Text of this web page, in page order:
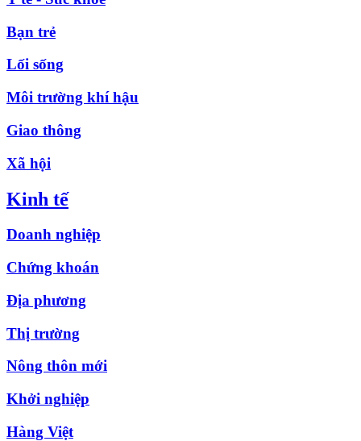
Bạn trẻ
Lối sống
Môi trường khí hậu
Giao thông
Xã hội
Kinh tế
Doanh nghiệp
Chứng khoán
Địa phương
Thị trường
Nông thôn mới
Khởi nghiệp
Hàng Việt